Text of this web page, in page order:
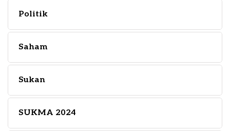
Politik
Saham
Sukan
SUKMA 2024